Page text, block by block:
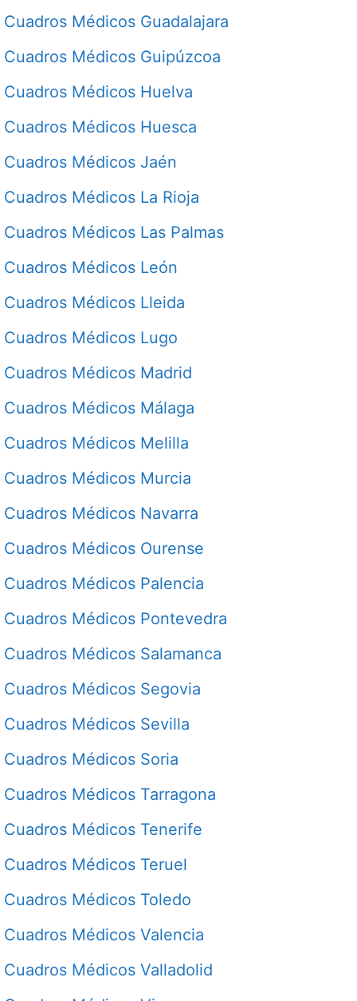
Cuadros Médicos Guadalajara
Cuadros Médicos Guipúzcoa
Cuadros Médicos Huelva
Cuadros Médicos Huesca
Cuadros Médicos Jaén
Cuadros Médicos La Rioja
Cuadros Médicos Las Palmas
Cuadros Médicos León
Cuadros Médicos Lleida
Cuadros Médicos Lugo
Cuadros Médicos Madrid
Cuadros Médicos Málaga
Cuadros Médicos Melilla
Cuadros Médicos Murcia
Cuadros Médicos Navarra
Cuadros Médicos Ourense
Cuadros Médicos Palencia
Cuadros Médicos Pontevedra
Cuadros Médicos Salamanca
Cuadros Médicos Segovia
Cuadros Médicos Sevilla
Cuadros Médicos Soria
Cuadros Médicos Tarragona
Cuadros Médicos Tenerife
Cuadros Médicos Teruel
Cuadros Médicos Toledo
Cuadros Médicos Valencia
Cuadros Médicos Valladolid